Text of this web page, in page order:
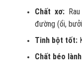
Chất xơ:
đường (ổi,
Tinh bột tốt:
Chất béo